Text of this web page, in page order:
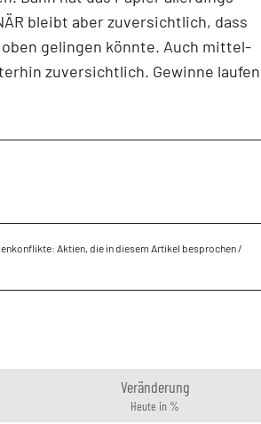
bleibt aber zuversichtlich, dass
gelingen könnte. Auch mittel-
zuversichtlich. Gewinne laufen
Aktien, die in diesem Artikel besprochen /
Veränderung
Heute in %